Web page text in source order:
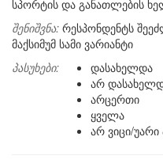
სპორტის და განათლების
შენიშვნა: რესპონდენტს
მაქსიმუმ სამი ვარიანტი
პასუხები:
დასახელდა
არ
არცერთი
ყველა
არ ვიცი/უარი